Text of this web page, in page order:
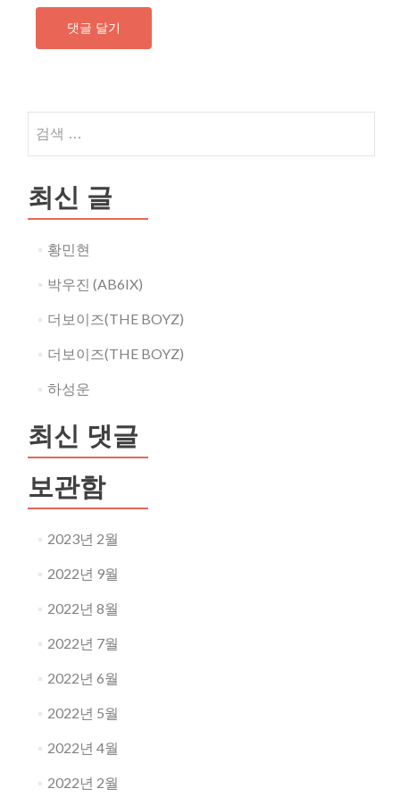
색
최신 글
황민현
박우진 (AB6IX)
더보이즈(THE BOYZ)
더보이즈(THE BOYZ)
하성운
최신 댓글
보관함
2023년 2월
2022년 9월
2022년 8월
2022년 7월
2022년 6월
2022년 5월
2022년 4월
2022년 2월